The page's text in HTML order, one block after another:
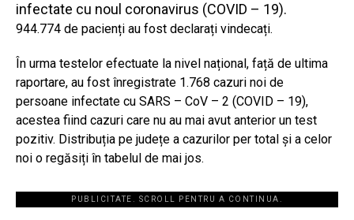
infectate cu noul coronavirus (COVID – 19).
944.774 de pacienți au fost declarați vindecați.
În urma testelor efectuate la nivel național, față de ultima
raportare, au fost înregistrate 1.768 cazuri noi de
persoane infectate cu SARS – CoV – 2 (COVID – 19),
acestea fiind cazuri care nu au mai avut anterior un test
pozitiv. Distribuția pe județe a cazurilor per total și a celor
noi o regăsiți în tabelul de mai jos.
PUBLICITATE. SCROLL PENTRU A CONTINUA.